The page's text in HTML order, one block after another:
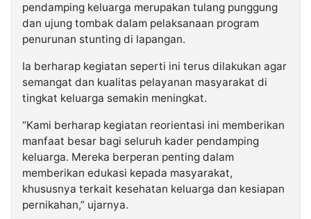
pendamping keluarga merupakan tulang punggung
dan ujung tombak dalam pelaksanaan program
penurunan stunting di lapangan.
Ia berharap kegiatan seperti ini terus dilakukan agar
semangat dan kualitas pelayanan masyarakat di
tingkat keluarga semakin meningkat.
“Kami berharap kegiatan reorientasi ini memberikan
manfaat besar bagi seluruh kader pendamping
keluarga. Mereka berperan penting dalam
memberikan edukasi kepada masyarakat,
khususnya terkait kesehatan keluarga dan kesiapan
pernikahan,” ujarnya.